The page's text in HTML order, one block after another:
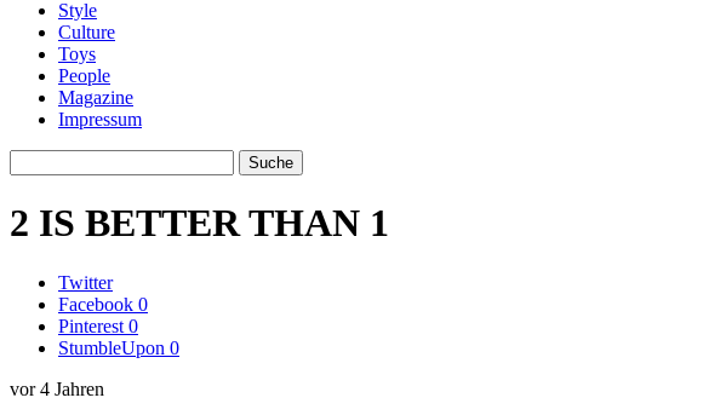
Style
Culture
Toys
People
Magazine
Impressum
2 IS BETTER THAN 1
Twitter
Facebook 0
Pinterest 0
StumbleUpon 0
vor 4 Jahren